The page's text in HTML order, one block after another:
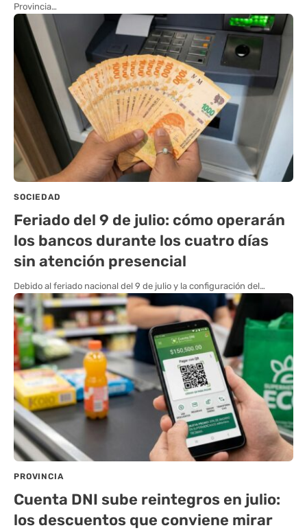
Provincia…
SOCIEDAD
Feriado del 9 de julio: cómo operarán
los bancos durante los cuatro días
sin atención presencial
Debido al feriado nacional del 9 de julio y la configuración del…
PROVINCIA
Cuenta DNI sube reintegros en julio:
los descuentos que conviene mirar